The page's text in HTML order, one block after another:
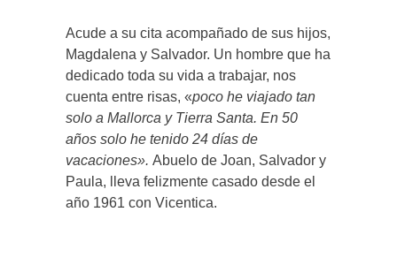
Acude a su cita acompañado de sus hijos,
Magdalena y Salvador. Un hombre que ha
dedicado toda su vida a trabajar, nos
cuenta entre risas, «poco he viajado tan
solo a Mallorca y Tierra Santa. En 50
años solo he tenido 24 días de
vacaciones». Abuelo de Joan, Salvador y
Paula, lleva felizmente casado desde el
año 1961 con Vicentica.